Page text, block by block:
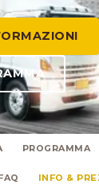
PROGRAMMA
INFO &